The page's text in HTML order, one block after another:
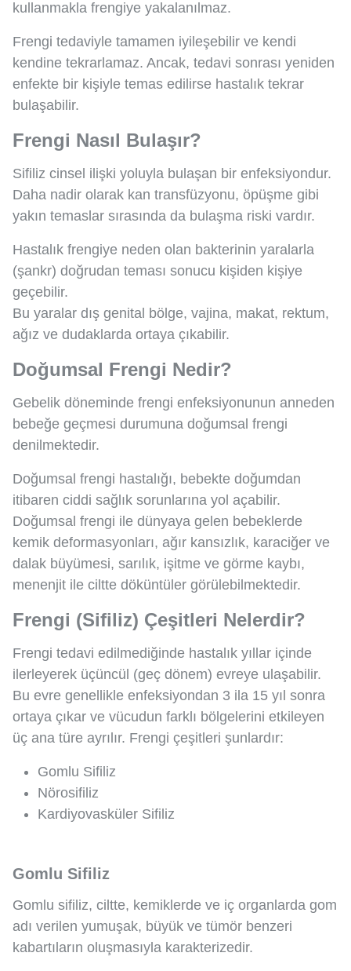
kullanmakla frengiye yakalanılmaz.
Frengi tedaviyle tamamen iyileşebilir ve kendi
kendine tekrarlamaz. Ancak, tedavi sonrası yeniden
enfekte bir kişiyle temas edilirse hastalık tekrar
bulaşabilir.
Frengi Nasıl Bulaşır?
Sifiliz cinsel ilişki yoluyla bulaşan bir enfeksiyondur.
Daha nadir olarak kan transfüzyonu, öpüşme gibi
yakın temaslar sırasında da bulaşma riski vardır.
Hastalık frengiye neden olan bakterinin yaralarla
(şankr) doğrudan teması sonucu kişiden kişiye
geçebilir.
Bu yaralar dış genital bölge, vajina, makat, rektum,
ağız ve dudaklarda ortaya çıkabilir.
Doğumsal Frengi Nedir?
Gebelik döneminde frengi enfeksiyonunun anneden
bebeğe geçmesi durumuna doğumsal frengi
denilmektedir.
Doğumsal frengi hastalığı, bebekte doğumdan
itibaren ciddi sağlık sorunlarına yol açabilir.
Doğumsal frengi ile dünyaya gelen bebeklerde
kemik deformasyonları, ağır kansızlık, karaciğer ve
dalak büyümesi, sarılık, işitme ve görme kaybı,
menenjit ile ciltte döküntüler görülebilmektedir.
Frengi (Sifiliz) Çeşitleri Nelerdir?
Frengi tedavi edilmediğinde hastalık yıllar içinde
ilerleyerek üçüncül (geç dönem) evreye ulaşabilir.
Bu evre genellikle enfeksiyondan 3 ila 15 yıl sonra
ortaya çıkar ve vücudun farklı bölgelerini etkileyen
üç ana türe ayrılır. Frengi çeşitleri şunlardır:
Gomlu Sifiliz
Nörosifiliz
Kardiyovasküler Sifiliz
Gomlu Sifiliz
Gomlu sifiliz, ciltte, kemiklerde ve iç organlarda gom
adı verilen yumuşak, büyük ve tümör benzeri
kabartıların oluşmasıyla karakterizedir.